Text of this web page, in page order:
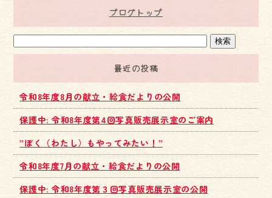
ブログトップ
最近の投稿
令和8年度8月の献立・給食だよりの公開
保護中: 令和8年度第4回写真販売展示室のご案内
”ぼく（わたし）もやってみたい！”
令和8年度7月の献立・給食だよりの公開
保護中: 令和8年度第３回写真販売展示室の公開